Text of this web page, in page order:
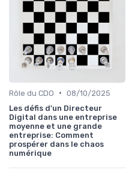
Rôle du CDO • 08/10/2025
Les défis d'un Directeur
Digital dans une entreprise
moyenne et une grande
entreprise: Comment
prospérer dans le chaos
numérique